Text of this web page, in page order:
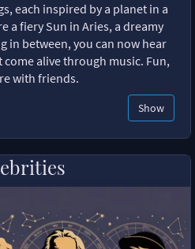
each inspired by a planet in a
a fiery Sun in Aries, a dreamy
in between, you can now hear
alive through music. Fun,
with friends.
Show